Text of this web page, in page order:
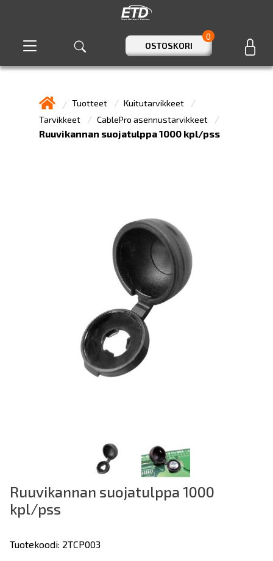
OSTOSKORI
0
Tuotteet
Kuitutarvikkeet
Tarvikkeet
CablePro asennustarvikkeet
Ruuvikannan suojatulppa 1000 kpl/pss
Ruuvikannan suojatulppa 1000
kpl/pss
Tuotekoodi: 2TCP003